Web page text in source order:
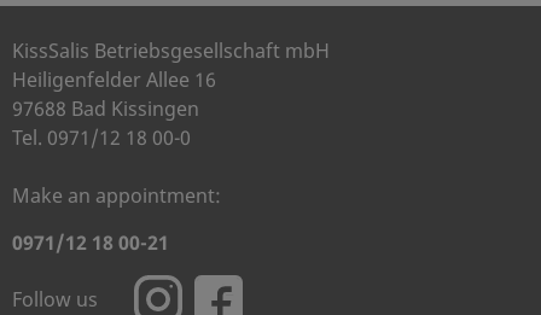
KissSalis Betriebsgesellschaft mbH
Heiligenfelder Allee 16
97688 Bad Kissingen
Tel. 0971/12 18 00-0
Make an appointment:
0971/12 18 00-21
Follow us